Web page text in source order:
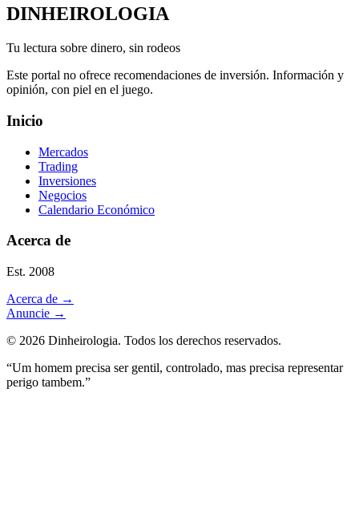
DINHEIROLOGIA
Tu lectura sobre dinero, sin rodeos
Este portal no ofrece recomendaciones de inversión. Información y
opinión, con piel en el juego.
Inicio
Mercados
Trading
Inversiones
Negocios
Calendario Económico
Acerca de
Est. 2008
Acerca de →
Anuncie →
© 2026 Dinheirologia. Todos los derechos reservados.
“Um homem precisa ser gentil, controlado, mas precisa representar
perigo tambem.”